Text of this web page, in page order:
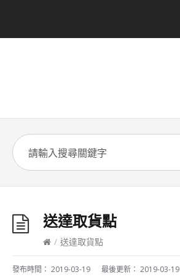
送達取貨點
/ 送達取貨點
發布時間： 2019-03-19 最後更新： 2019-03-19